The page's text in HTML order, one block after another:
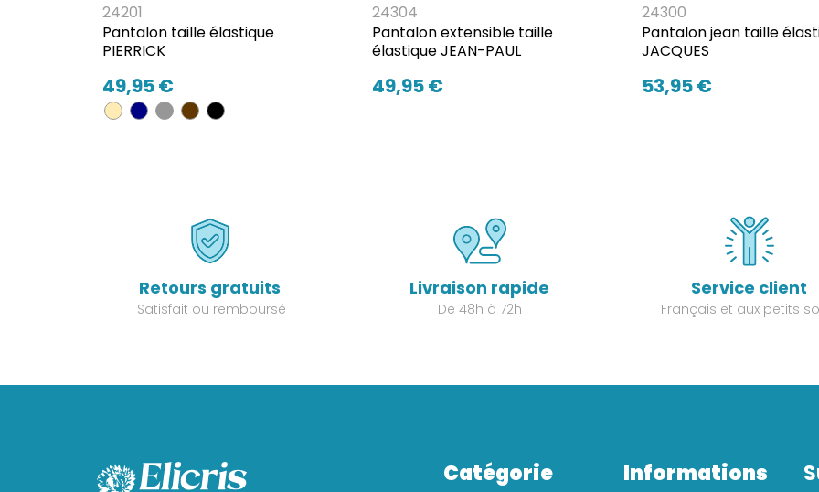
24201
Pantalon taille élastique
PIERRICK
49,95 €
24304
Pantalon extensible taille
élastique JEAN-PAUL
49,95 €
24300
Pantalon jean taille
JACQUES
53,95 €
Retours gratuits
Satisfait ou remboursé
Livraison rapide
De 48h à 72h
Service client
Français et aux petits
Catégorie Informations